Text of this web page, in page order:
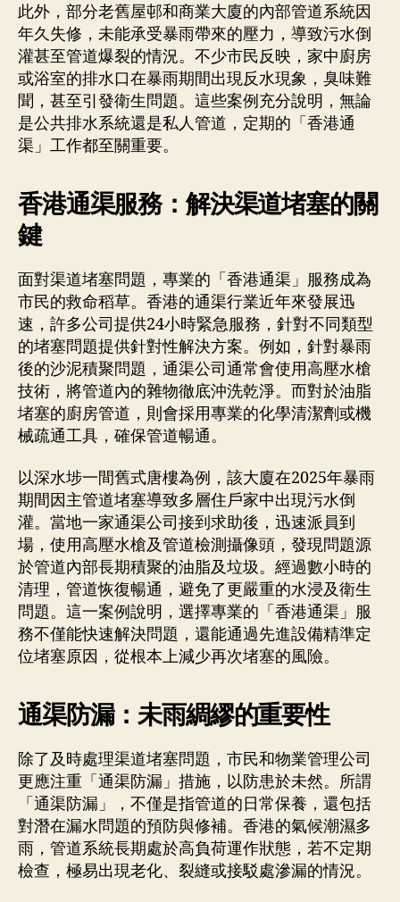
此外，部分老舊屋邨和商業大廈的內部管道系統因
年久失修，未能承受暴雨帶來的壓力，導致污水倒
灌甚至管道爆裂的情況。不少市民反映，家中廚房
或浴室的排水口在暴雨期間出現反水現象，臭味難
聞，甚至引發衛生問題。這些案例充分說明，無論
是公共排水系統還是私人管道，定期的「香港通
渠」工作都至關重要。
香港通渠服務：解決渠道堵塞的關
鍵
面對渠道堵塞問題，專業的「香港通渠」服務成為
市民的救命稻草。香港的通渠行業近年來發展迅
速，許多公司提供24小時緊急服務，針對不同類型
的堵塞問題提供針對性解決方案。例如，針對暴雨
後的沙泥積聚問題，通渠公司通常會使用高壓水槍
技術，將管道內的雜物徹底沖洗乾淨。而對於油脂
堵塞的廚房管道，則會採用專業的化學清潔劑或機
械疏通工具，確保管道暢通。
以深水埗一間舊式唐樓為例，該大廈在2025年暴雨
期間因主管道堵塞導致多層住戶家中出現污水倒
灌。當地一家通渠公司接到求助後，迅速派員到
場，使用高壓水槍及管道檢測攝像頭，發現問題源
於管道內部長期積聚的油脂及垃圾。經過數小時的
清理，管道恢復暢通，避免了更嚴重的水浸及衛生
問題。這一案例說明，選擇專業的「香港通渠」服
務不僅能快速解決問題，還能通過先進設備精準定
位堵塞原因，從根本上減少再次堵塞的風險。
通渠防漏：未雨綢繆的重要性
除了及時處理渠道堵塞問題，市民和物業管理公司
更應注重「通渠防漏」措施，以防患於未然。所謂
「通渠防漏」，不僅是指管道的日常保養，還包括
對潛在漏水問題的預防與修補。香港的氣候潮濕多
雨，管道系統長期處於高負荷運作狀態，若不定期
檢查，極易出現老化、裂縫或接駁處滲漏的情況。